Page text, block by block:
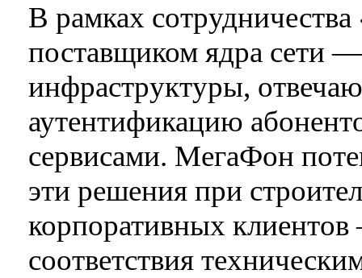
В рамках
поставщиком ядра сети
инфраструктуры,
аутентификацию
сервисами. МегаФон
эти решения при
корпоративных
соответствия